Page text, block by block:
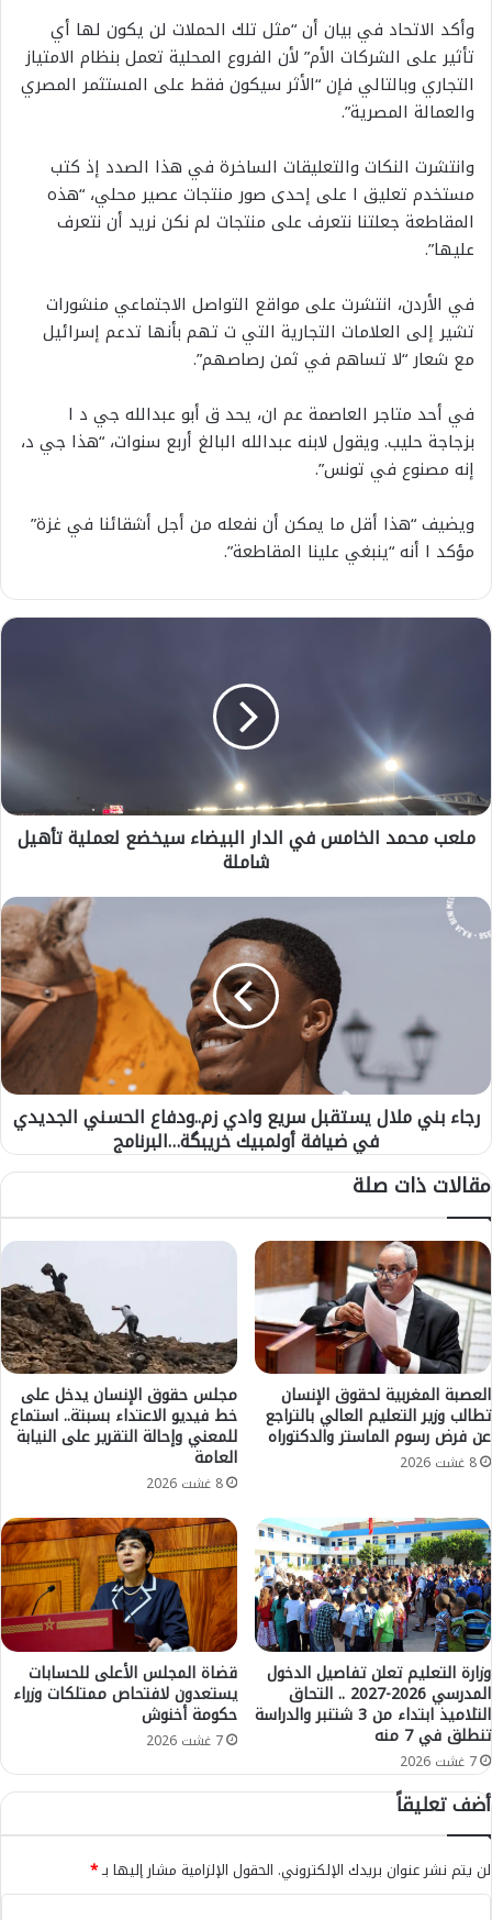
وأكد الاتحاد في بيان أن “مثل تلك الحملات لن يكون لها أي
تأثير على الشركات الأم” لأن الفروع المحلية تعمل بنظام الامتياز
التجاري وبالتالي فإن “الأثر سيكون فقط على المستثمر المصري
والعمالة المصرية”.
وانتشرت النكات والتعليقات الساخرة في هذا الصدد إذ كتب
مستخدم تعليق ا على إحدى صور منتجات عصير محلي، “هذه
المقاطعة جعلتنا نتعرف على منتجات لم نكن نريد أن نتعرف
عليها”.
في الأردن، انتشرت على مواقع التواصل الاجتماعي منشورات
تشير إلى العلامات التجارية التي ت تهم بأنها تدعم إسرائيل
مع شعار “لا تساهم في ثمن رصاصهم”.
في أحد متاجر العاصمة عم ان، يحد ق أبو عبدالله جي د ا
بزجاجة حليب. ويقول لابنه عبدالله البالغ أربع سنوات، “هذا جي د،
إنه مصنوع في تونس”.
ويضيف “هذا أقل ما يمكن أن نفعله من أجل أشقائنا في غزة”
مؤكد ا أنه “ينبغي علينا المقاطعة”.
م
ا
م
س
ر
ي
ا
ء
س
ي
خ
ض
ع
ل
ع
م
ل
ت
أ
ه
ي
ل
ش
ا
م
ل
ة
ملعب محمد الخامس في الدار البيضاء سيخضع لعملية تأهيل
شاملة
ر
ج
ل
ل
س
ق
ب
ل
س
ر
ي
ع
و
ا
د
ي
.
.
و
د
ف
ا
ع
ا
ل
ح
س
ي
ا
ج
د
رجاء بني ملال يستقبل سريع وادي زم..ودفاع الحسني الجديدي
في ضيافة أولمبيك خريبگة…البرنامج
مقالات ذات صلة
العصبة المغربية لحقوق الإنسان
تطالب وزير التعليم العالي بالتراجع
عن فرض رسوم الماستر والدكتوراه
8 غشت 2026
مجلس حقوق الإنسان يدخل على
خط فيديو الاعتداء بسبتة.. استماع
للمعني وإحالة التقرير على النيابة
العامة
8 غشت 2026
وزارة التعليم تعلن تفاصيل الدخول
المدرسي 2026-2027 .. التحاق
التلاميذ ابتداء من 3 شتنبر والدراسة
تنطلق في 7 منه
7 غشت 2026
قضاة المجلس الأعلى للحسابات
يستعدون لافتحاص ممتلكات وزراء
حكومة أخنوش
7 غشت 2026
أضف تعليقاً
لن يتم نشر عنوان بريدك الإلكتروني. الحقول الإلزامية مشار إليها بـ*